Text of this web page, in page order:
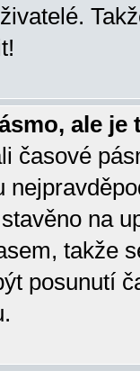
ale je
časové
na
takže
posunutí